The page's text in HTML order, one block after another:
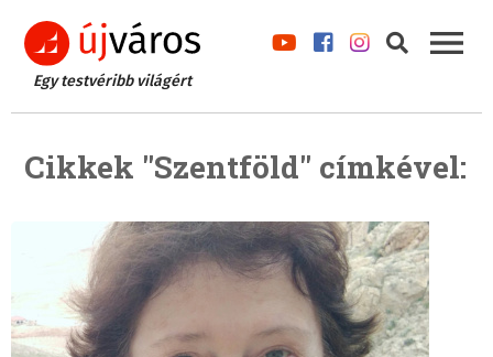
Egy testvéribb világért
Cikkek "Szentföld" címkével: